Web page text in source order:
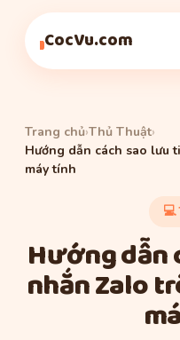
CocVu.com
Trang chủ›Thủ Thuật›
Hướng dẫn cách sao lưu
máy tính
💻
Hướng dẫn
nhắn Zalo
Thủ Thuật
Thủ Thuật
Thủ Thuật